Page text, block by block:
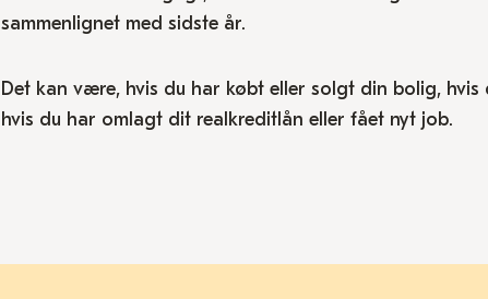
sammenlignet med sidste år.
Det kan være, hvis du har købt eller solgt din bolig,
hvis du har omlagt dit realkreditlån eller fået nyt job.